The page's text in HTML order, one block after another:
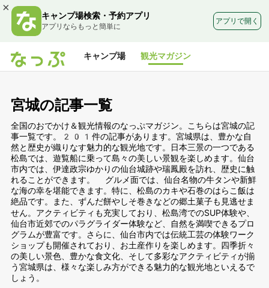
×
キャンプ場検索・予約アプリ
アプリならもっと簡単に
アプリで開く
キャンプ場 観光マガジン
宮城の記事一覧
全国のおでかけ＆観光情報のなっぷマガジン。こちらは宮城の記
事一覧です。201件の記事があります。宮城県は、豊かな自
然と歴史が織りなす魅力的な観光地です。日本三景の一つである
松島では、遊覧船に乗って島々の美しい景観を楽しめます。仙台
市内では、伊達政宗ゆかりの仙台城跡や瑞鳳殿を訪れ、歴史に触
れることができます。 グルメ面では、仙台名物の牛タンや新鮮
な海の幸を堪能できます。特に、松島のカキや石巻のはらこ飯は
絶品です。また、ずんだ餅やしそ巻きなどの郷土菓子も見逃せま
せん。アクティビティも充実しており、松島湾でのSUP体験や、
仙台市近郊でのパラグライダー体験など、自然を満喫できるプロ
グラムが豊富です。さらに、仙台市内では伝統工芸の体験ワーク
ショップも開催されており、お土産作りを楽しめます。四季折々
の美しい景色、豊かな食文化、そして多彩なアクティビティが揃
う宮城県は、様々な楽しみ方ができる魅力的な観光地といえるで
しょう。